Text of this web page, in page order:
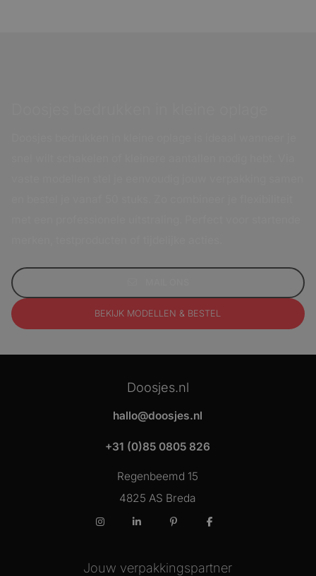
BEKIJK MODELLEN & BESTEL
Doosjes.nl
hallo@doosjes.nl
+31 (0)85 0805 826
Regenbeemd 15
4825 AS Breda
InstagramLinkedInPinterest
Jouw verpakkingspartner